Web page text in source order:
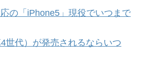
の「iPhone5」現役でいつまで
世代）が発売されるならいつ